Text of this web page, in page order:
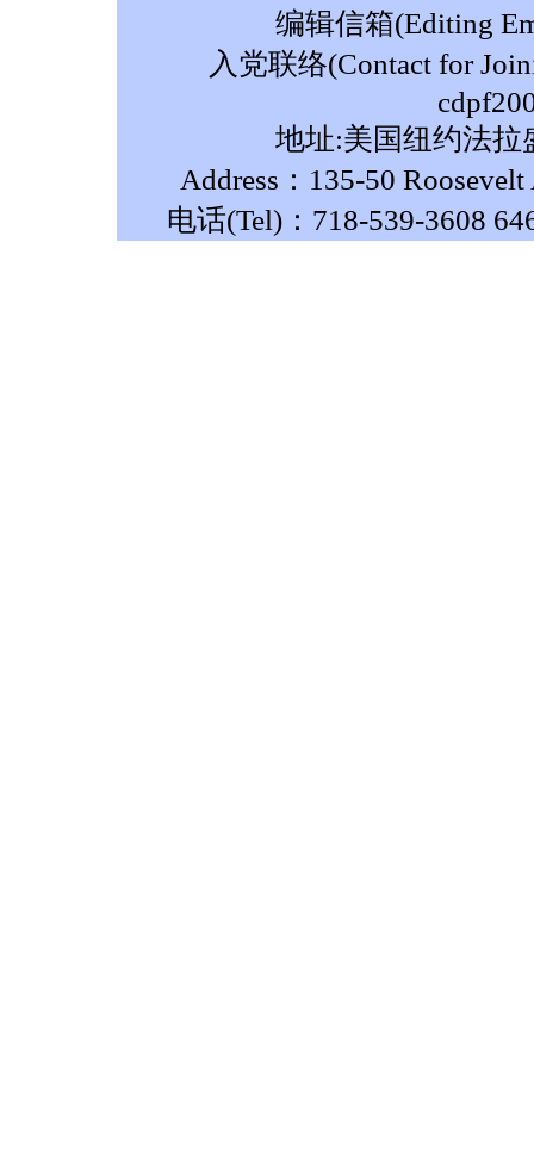
编辑信箱(Editing
入党联络(Contact for
地址:美国纽约法拉
Address：135-50
电话(Tel)：718-539-3608